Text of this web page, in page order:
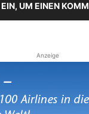
UM EINEN
Anzeige